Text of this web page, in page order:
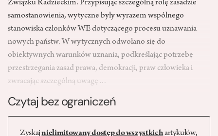
Związku Radzieckim. Przypisując szczególną rolę zasadzie
samostanowienia, wytyczne były wyrazem wspólnego
stanowiska członków WE dotyczącego procesu uznawania
nowych państw. W wytycznych odwołano się do
obiektywnych warunków uznania, podkreślając potrzebę
przestrzegania zasad prawa, demokracji, praw człowieka i
zwracając szczególną uwagę…
Czytaj bez ograniczeń
Zyskajnielimitowany dostęp do wszystkichartykułów,